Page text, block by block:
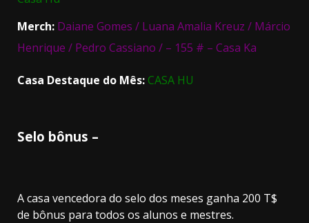
Merch: Daiane Gomes / Luana Amalia Kreuz / Márcio
Henrique / Pedro Cassiano / – 155 # – Casa Ka
Casa Destaque do Mês:CASA HU
Selo bônus –
A casa vencedora do selo dos meses ganha 200 T$
de bônus para todos os alunos e mestres.